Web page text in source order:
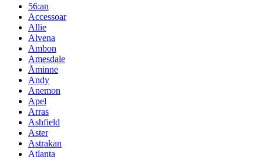
56:an
Accessoar
Allie
Alvena
Ambon
Amesdale
Åminne
Andy
Anemon
Apel
Arras
Ashfield
Aster
Astrakan
Atlanta